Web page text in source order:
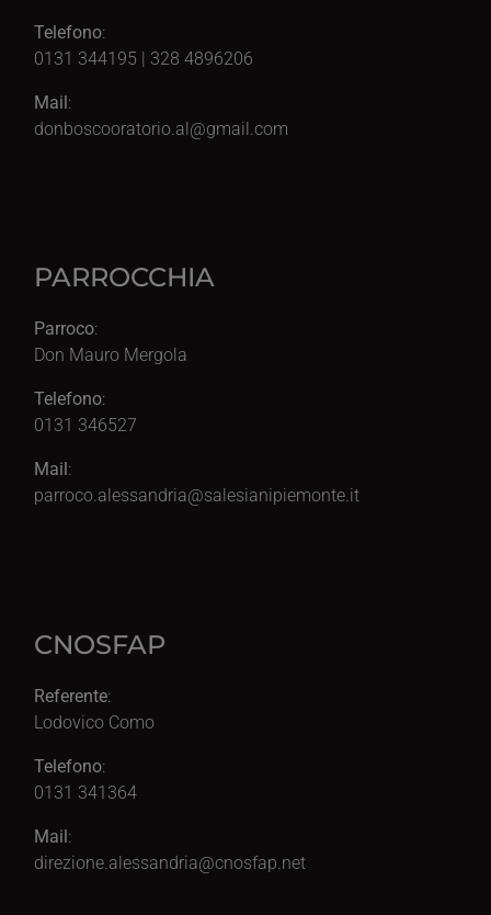
Telefono:
0131 344195 | 328 4896206
Mail:
donboscooratorio.al@gmail.com
PARROCCHIA
Parroco:
Don Mauro Mergola
Telefono:
0131 346527
Mail :
parroco.alessandria@salesianipiemonte.it
CNOSFAP
Referente:
Lodovico Como
Telefono:
0131 341364
Mail:
direzione.alessandria@cnosfap.net